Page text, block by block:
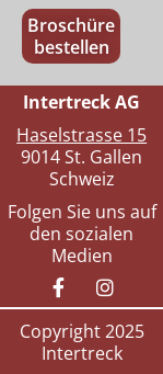
Broschüre
bestellen
Intertreck AG
Haselstrasse 15
9014 St. Gallen
Schweiz
Folgen Sie uns auf
den sozialen
Medien
Copyright 2025
Intertreck